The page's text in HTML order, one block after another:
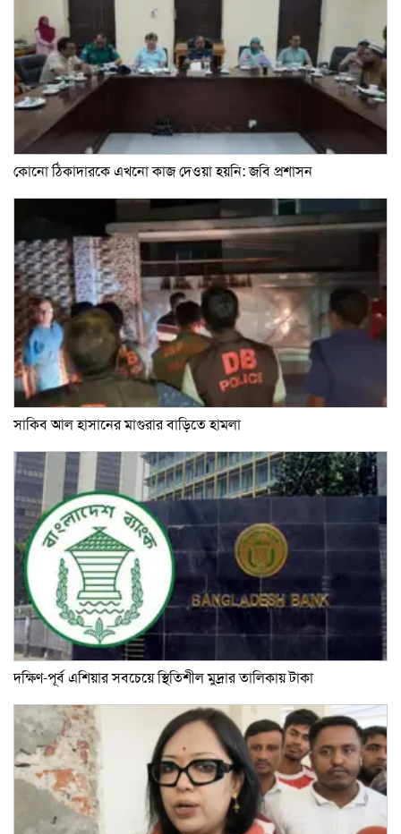
কোনো ঠিকাদারকে এখনো কাজ দেওয়া হয়নি: জবি প্রশাসন
সাকিব আল হাসানের মাগুরার বাড়িতে হামলা
দক্ষিণ-পূর্ব এশিয়ার সবচেয়ে স্থিতিশীল মুদ্রার তালিকায় টাকা